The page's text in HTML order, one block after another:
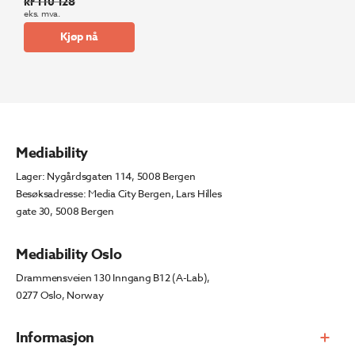
Opprinnelig
pris
Nåværende
pris
eks. mva.
Kjøp nå
Informasjon
Mediability
Lager: Nygårdsgaten 114, 5008 Bergen
Besøksadresse: Media City Bergen, Lars Hilles
gate 30, 5008 Bergen
Mediability Oslo
Drammensveien 130 Inngang B12 (A-Lab),
0277 Oslo, Norway